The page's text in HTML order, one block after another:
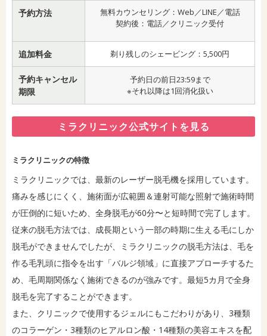
予約方法
無料カウンセリング：Web／LINE／電話
契約後：電話／クリニック受付
追加料金 剃り残しのシェービング：5,500円
予約キャンセル
期限
予約日の前日23:59まで
※それ以降は1回消化扱い
ミラクリニック公式サイトを見る
ミラクリニックの特徴
ミラクリニックでは、最新のレーザー脱毛機を採用しています。
痛みを感じにくく、施術面が広範囲＆連射可能な照射で施術時間
が圧倒的に短いため、全身脱毛が60分〜と短時間で完了します。
従来の脱毛方法では、成長期という一部の時期に生える毛にしか
脱毛ができませんでしたが、ミラクリニックの脱毛方法は、毛を
作る毛乳頭に指令を出す「バルジ領域」に直接アプローチするた
め、毛周期関係なく施術できるのが強みです。最短5カ月で全身
脱毛を完了することができます。
また、クリニックで使用するジェルにもこだわりがあり、3種類
のコラーゲン・3種類のヒアルロン酸・14種類の美容エキスを配